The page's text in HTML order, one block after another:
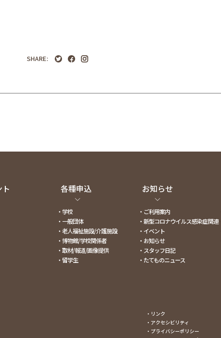
SHARE:
各種申込
・学校
・一般団体
・老人福祉施設/介護施設
・博物館/学校関係者
・取材/報道/画像提供
・留学生
お知らせ
・ご利用案内
・新型コロナウイルス感染症関連
・イベント
・お知らせ
・スタッフ日記
・たてものニュース
・リンク
・アクセシビリティ
・プライバシーポリシー